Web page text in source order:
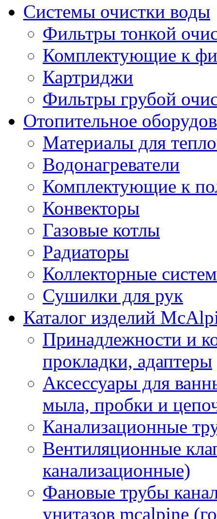
Системы очистки воды
Фильтры тонкой
Комплектующие к
Картриджи
Фильтры грубой
Отопительное
Материалы для
Водонагреватели
Комплектующие к
Конвекторы
Газовые котлы
Радиаторы
Коллекторные
Сушилки для рук
Каталог изделий
Принадлежности и
прокладки, адаптеры
Аксессуары для
мыла, пробки и
Канализационные
Вентиляционные
канализационные)
Фановые трубы
унитазов mcalpine